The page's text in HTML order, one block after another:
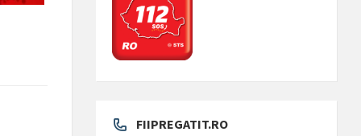
FIIPREGATIT.RO